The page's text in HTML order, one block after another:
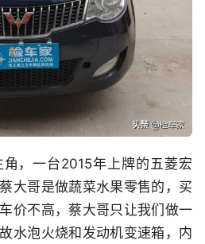
，一台2015年上牌的五菱宏
大哥是做蔬菜水果零售的，买
价不高，蔡大哥只让我们做一
水泡火烧和发动机变速箱，内